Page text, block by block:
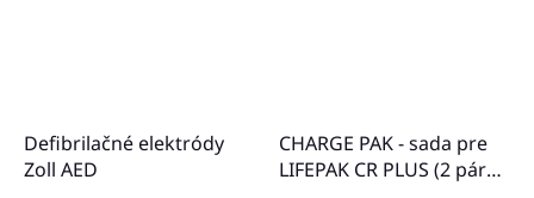
Defibrilačné elektródy
Zoll AED
CHARGE PAK - sada pre
LIFEPAK CR PLUS (2 páry